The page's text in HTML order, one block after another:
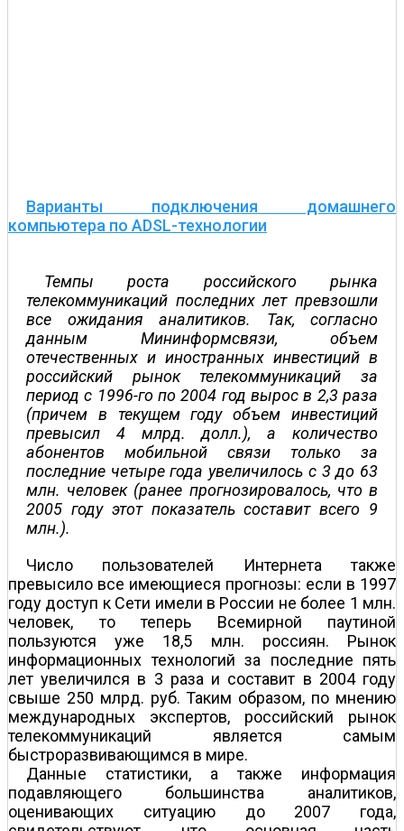
Варианты подключения домашнего
компьютера по ADSL-технологии
Темпы роста российского рынка
телекоммуникаций последних лет превзошли
все ожидания аналитиков. Так, согласно
данным Мининформсвязи, объем
отечественных и иностранных инвестиций в
российский рынок телекоммуникаций за
период с 1996-го по 2004 год вырос в 2,3 раза
(причем в текущем году объем инвестиций
превысил 4 млрд. долл.), а количество
абонентов мобильной связи только за
последние четыре года увеличилось с 3 до 63
млн. человек (ранее прогнозировалось, что в
2005 году этот показатель составит всего 9
млн.).
Число пользователей Интернета также
превысило все имеющиеся прогнозы: если в 1997
году доступ к Сети имели в России не более 1 млн.
человек, то теперь Всемирной паутиной
пользуются уже 18,5 млн. россиян. Рынок
информационных технологий за последние пять
лет увеличился в 3 раза и составит в 2004 году
свыше 250 млрд. руб. Таким образом, по мнению
международных экспертов, российский рынок
телекоммуникаций является самым
быстроразвивающимся в мире.
Данные статистики, а также информация
подавляющего большинства аналитиков,
оценивающих ситуацию до 2007 года,